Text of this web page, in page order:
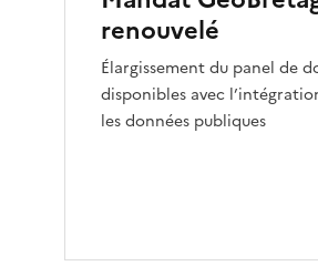
renouvelé
Élargissement du panel de
disponibles avec
les données publiques